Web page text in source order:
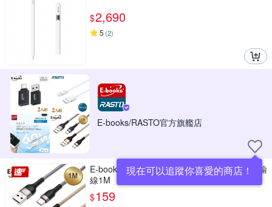
$2,690
5 (2)
E-books/RASTO官方旗艦店
現在可以追蹤你喜愛的商店！
E-books X82 Type C 鋁合金QC 3.0 快充傳輸
線1M
$159